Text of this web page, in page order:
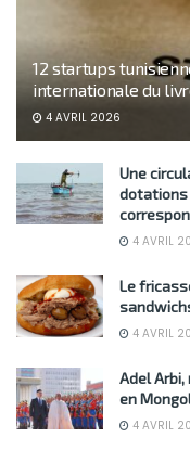
12 startups
internationale du
4 AVRIL 2026
Une
dotations
4 AVRIL
Le
4 AVRIL
Adel
en
4 AVRIL